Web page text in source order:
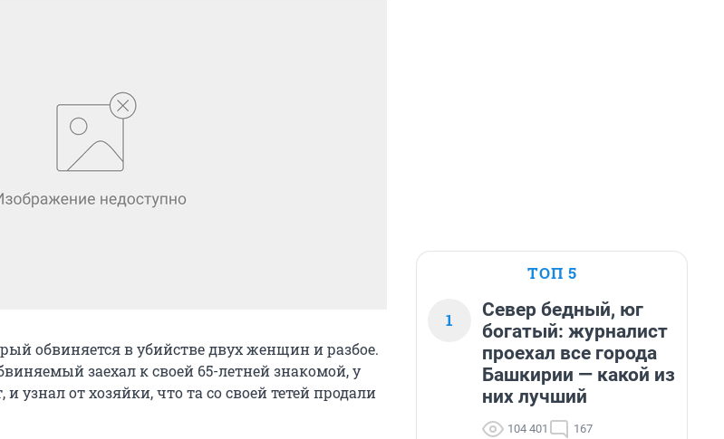
обвиняется в убийстве двух женщин и разбое.
заехал к своей 65-летней знакомой, у
узнал от хозяйки, что та со своей тетей продали
ТОП 5
1
Север бедный, юг
богатый: журналист
проехал все города
Башкирии — какой из
них лучший
104 401 167